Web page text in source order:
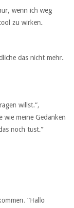
wenn ich weg
zu wirken.
das nicht mehr.
willst.”,
wie meine Gedanken
noch tust.”
“Hallo